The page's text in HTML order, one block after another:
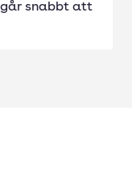
går snabbt att